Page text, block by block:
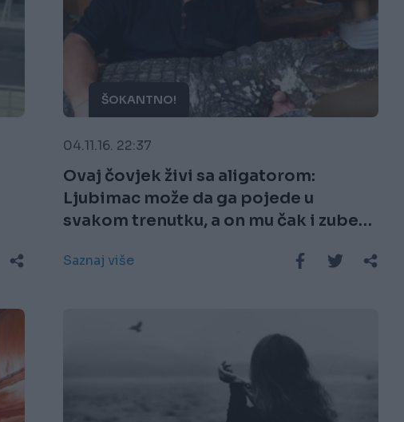
ŠOKANTNO!
04.11.16. 22:37
Ovaj čovjek živi sa aligatorom:
Ljubimac može da ga pojede u
svakom trenutku, a on mu čak i zube
Saznaj više